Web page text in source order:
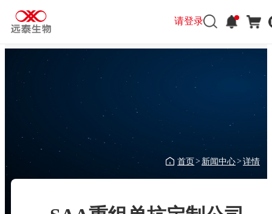
请登录
首页> 新闻中心>详情